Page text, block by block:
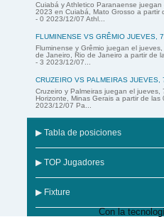
Cuiabá y Athletico Paranaense
2023 en Cuiabá, Mato Grosso a partir
- 0 2023/12/07 Athl...
FLUMINENSE VS GRÊMIO JUEVES,
Fluminense y Grêmio juegan el
de Janeiro, Rio de Janeiro a partir de
- 3 2023/12/07...
CRUZEIRO VS PALMEIRAS JUEVES,
Cruzeiro y Palmeiras juegan el
Horizonte, Minas Gerais a partir de las
2023/12/07 Pa...
▶ Tabla de posiciones
▶ TOP Jugadores
▶ Fixture
Con la